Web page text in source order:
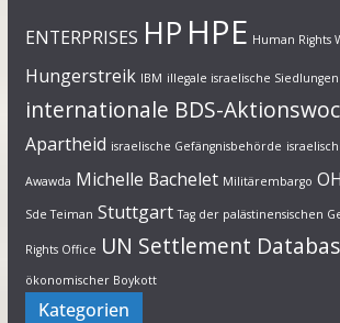
ENTERPRISES HP HPE Human Rights
Hungerstreik IBM illegale israelische Siedlungen
internationale BDS-
Apartheid israelische Gefängnisbehörde
Awawda Michelle Bachelet Militärembargo
Sde Teiman Stuttgart Tag der palästinensischen
Rights Office UN Settlement
ökonomischer Boykott
Kategorien